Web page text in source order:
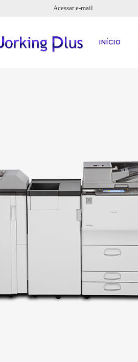
Acessar e-mail
INÍCIO